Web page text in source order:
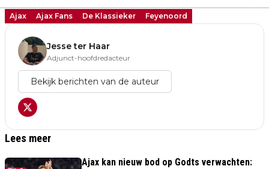
Ajax Ajax Fans De Klassieker Feyenoord
Jesse ter Haar
Adjunct-hoofdredacteur
Bekijk berichten van de auteur
Lees meer
Ajax kan nieuw bod op Godts verwachten: